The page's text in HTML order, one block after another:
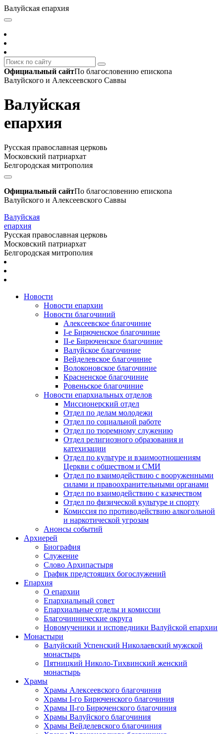
Валуйская епархия
Официальный сайтПо благословению епископа
Валуйского и Алексеевского Саввы
Валуйская
епархия
Русская православная церковь
Московский патриархат
Белгородская митрополия
Официальный сайтПо благословению епископа
Валуйского и Алексеевского Саввы
Валуйская
епархия
Русская православная церковь
Московский патриархат
Белгородская митрополия
Новости
Новости епархии
Новости благочиний
Алексеевское благочиние
I-е Бирюченское благочиние
II-е Бирюченское благочиние
Валуйское благочиние
Вейделевское благочиние
Волоконовское благочиние
Красненское благочиние
Ровеньское благочиние
Новости епархиальных отделов
Миссионерский отдел
Отдел по делам молодежи
Отдел по социальной работе
Отдел по тюремному служению
Отдел религиозного образования и
катехизации
Отдел по культуре и взаимоотношениям
Церкви с обществом и СМИ
Отдел по взаимодействию с вооруженными
силами и правоохранительными органами
Отдел по взаимодействию с казачеством
Отдел по физической культуре и спорту
Комиссия по противодействию алкогольной
и наркотической угрозам
Анонсы событий
Архиерей
Биография
Служение
Слово Архипастыря
График предстоящих богослужений
Епархия
О епархии
Епархиальный совет
Епархиальные отделы и комиссии
Благочиннические округа
Новомученики и исповедники Валуйской епархии
Монастыри
Валуйский Успенский Николаевский мужской
монастырь
Пятницкий Николо-Тихвинский женский
монастырь
Храмы
Храмы Алексеевского благочиния
Храмы I-го Бирюченского благочиния
Храмы II-го Бирюченского благочиния
Храмы Валуйского благочиния
Храмы Вейделевского благочиния